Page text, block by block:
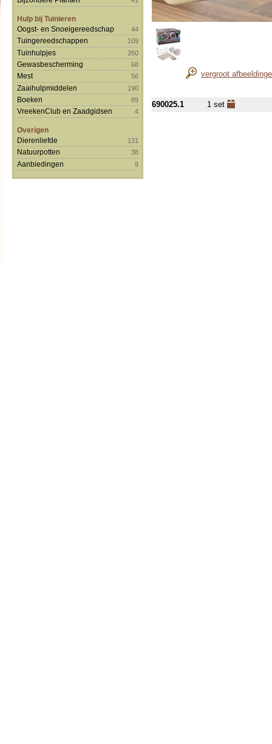
Hulp bij Tuinieren
Oogst- en Snoeigereedschap
44
Tuingereedschappen 109
Tuinhulpjes 260
Gewasbescherming 68
Mest 56
Zaaihulpmiddelen 190
Boeken 89
VreekenClub en Zaadgidsen 4
Overigen
Dierenliefde
131
Natuurpotten 38
Aanbiedingen 9
vergroot
690025.1 1 set